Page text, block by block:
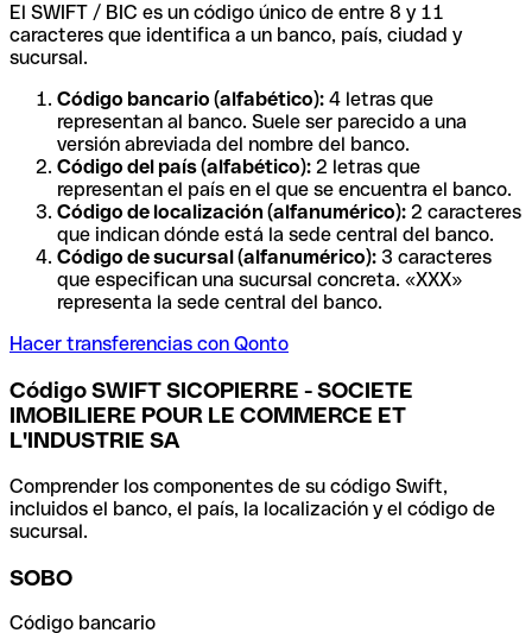
El SWIFT / BIC es un código único de entre 8 y 11
caracteres que identifica a un banco, país, ciudad y
sucursal.
Código bancario (alfabético): 4 letras que
representan al banco. Suele ser parecido a una
versión abreviada del nombre del banco.
Código del país (alfabético): 2 letras que
representan el país en el que se encuentra el banco.
Código de localización (alfanumérico): 2 caracteres
que indican dónde está la sede central del banco.
Código de sucursal (alfanumérico): 3 caracteres
que especifican una sucursal concreta. «XXX»
representa la sede central del banco.
Hacer transferencias con Qonto
Código SWIFT SICOPIERRE - SOCIETE
IMOBILIERE POUR LE COMMERCE ET
L'INDUSTRIE SA
Comprender los componentes de su código Swift,
incluidos el banco, el país, la localización y el código de
sucursal.
SOBO
Código bancario